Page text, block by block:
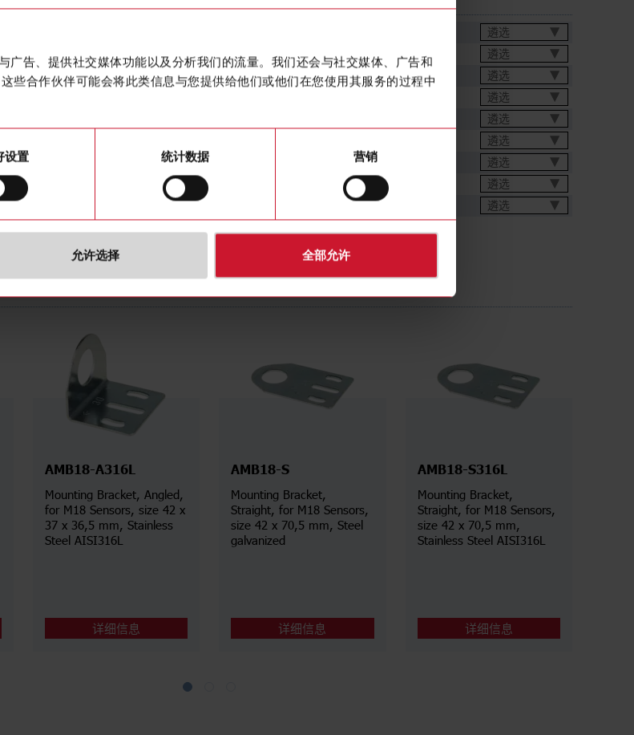
广告、提供社交媒体功能以及分析我们的流量。我们还会与社交媒体、广告和
些合作伙伴可能会将此类信息与您提供给他们或他们在您使用其服务的过程中
设置 统计数据 营销
允许选择 全部允许
PNP/NPN
Programmable/configurable
Cylinder, screw-thread
Plastic
IP67, IP68, IP69K
下载
遴选
手册 遴选
图片 遴选
遴选
遴选
遴选
遴选
遴选
遴选
AMB18-A316L
Mounting Bracket, Angled,
for M18 Sensors, size 42 x
37 x 36,5 mm, Stainless
Steel AISI316L
详细信息
AMB18-S
Mounting Bracket,
Straight, for M18 Sensors,
size 42 x 70,5 mm, Steel
galvanized
详细信息
AMB18-S316L
Mounting Bracket,
Straight, for M18 Sensors,
size 42 x 70,5 mm,
Stainless Steel AISI316L
详细信息